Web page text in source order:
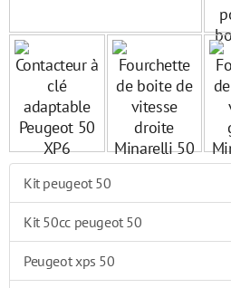
Kit peugeot 50
Kit 50cc peugeot 50
Peugeot xps 50